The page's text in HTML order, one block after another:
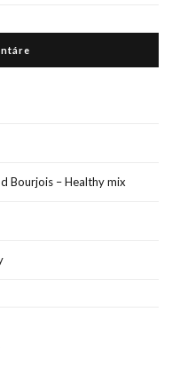
Bourjois – Healthy mix